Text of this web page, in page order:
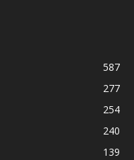
587
277
254
240
139